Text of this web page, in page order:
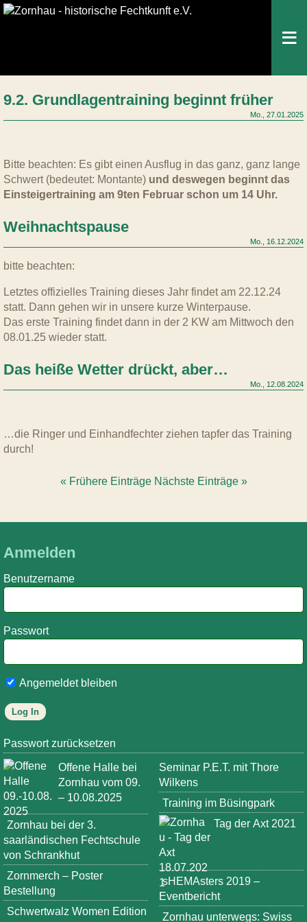
Der Verein Training Mitmachen
News Kontakt Datenschutz
9.2. Grundlagentraining beginnt früher
Mo., 27.01.2025
Bitte beachten: Es gibt einen Ausflug in das ganz, ganz lange
Schwert (bedeutet: Montante) und deswegen beginnt das
Einsteigertraining am 9ten Februar schon um 14 Uhr.
Weihnachtspause
Mo., 16.12.2024
bitte beachten:
Letztes offizielles Training dieses Jahr findet am 22.12.24
statt. Dann gehen wir in unsere kurze Winterpause.
Das erste Training findet dann in der 2 KW am Mittwoch den
08.01.25 wieder statt.
Das heiße Wetter drückt, aber…
Mo., 12.08.2024
…die Ringer und Einhandfechter ziehen tapfer das Training
durch!
« Frühere Einträge Nächste Einträge »
Anmelden
Benutzername
Passwort
Angemeldet bleiben
Passwort zurücksetzen
Offene Halle bei
Zornhau vom 09.
– 10.08.2025
Zornhau bei der 3.
saarländischen Fechtschule
von Schrankhut
Zornmerch – Poster
Bestellung
Schwertwalz Women Edition
Seminar P.E.T. mit Thore
Wilkens
Training im Büsingpark
Tag der Axt 2021
sHEMAsters 2019 –
Eventbericht
Zornhau unterwegs: Swiss